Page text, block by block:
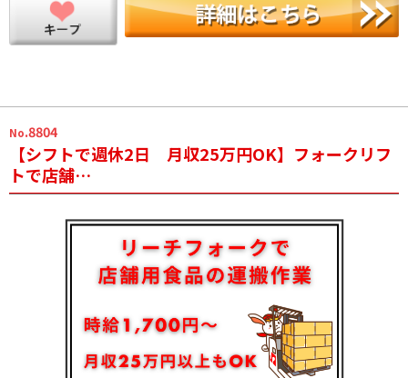
No.8804
【シフトで週休2日 月収25万円OK】フォークリフ
トで店舗…